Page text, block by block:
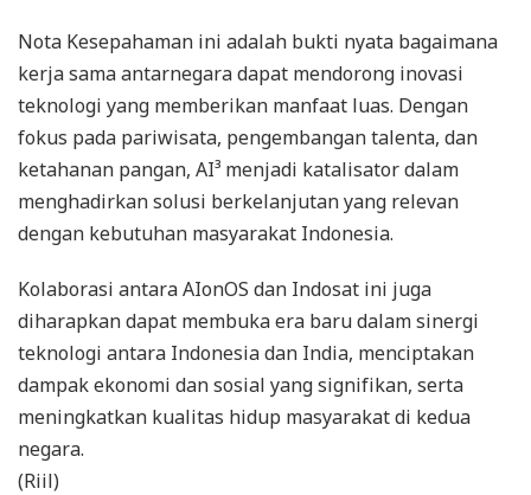
Nota Kesepahaman ini adalah bukti nyata bagaimana
kerja sama antarnegara dapat mendorong inovasi
teknologi yang memberikan manfaat luas. Dengan
fokus pada pariwisata, pengembangan talenta, dan
ketahanan pangan, AI³ menjadi katalisator dalam
menghadirkan solusi berkelanjutan yang relevan
dengan kebutuhan masyarakat Indonesia.
Kolaborasi antara AIonOS dan Indosat ini juga
diharapkan dapat membuka era baru dalam sinergi
teknologi antara Indonesia dan India, menciptakan
dampak ekonomi dan sosial yang signifikan, serta
meningkatkan kualitas hidup masyarakat di kedua
negara.
(Riil)